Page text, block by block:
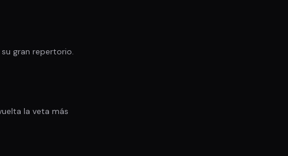
gran repertorio.
la veta más